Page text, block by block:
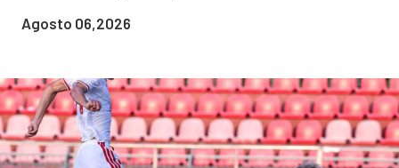
Agosto 06,2026